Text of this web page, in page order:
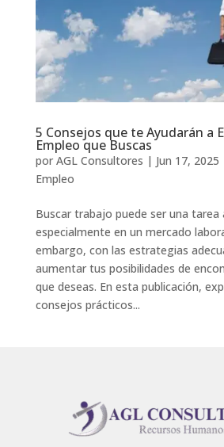
5 Consejos que te Ayudarán a
Empleo que Buscas
por AGL Consultores | Jun 17, 2025
Empleo
Buscar trabajo puede ser una tarea
especialmente en un mercado
embargo, con las estrategias
aumentar tus posibilidades de
que deseas. En esta publicación,
consejos prácticos...